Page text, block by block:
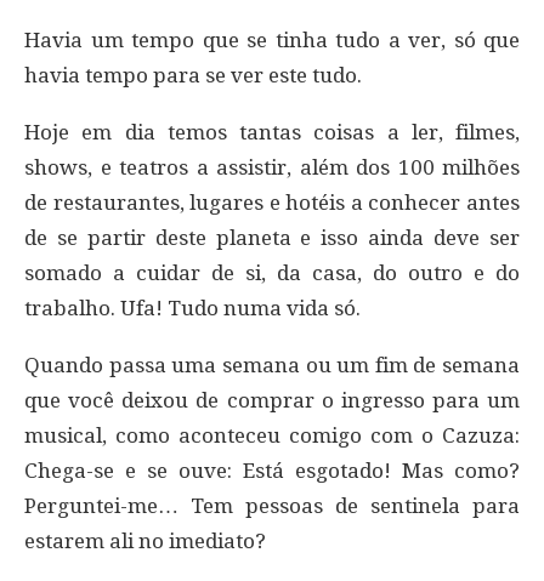
Havia um tempo que se tinha tudo a ver, só que
havia tempo para se ver este tudo.
Hoje em dia temos tantas coisas a ler, filmes,
shows, e teatros a assistir, além dos 100 milhões
de restaurantes, lugares e hotéis a conhecer antes
de se partir deste planeta e isso ainda deve ser
somado a cuidar de si, da casa, do outro e do
trabalho. Ufa! Tudo numa vida só.
Quando passa uma semana ou um fim de semana
que você deixou de comprar o ingresso para um
musical, como aconteceu comigo com o Cazuza:
Chega-se e se ouve: Está esgotado! Mas como?
Perguntei-me… Tem pessoas de sentinela para
estarem ali no imediato?